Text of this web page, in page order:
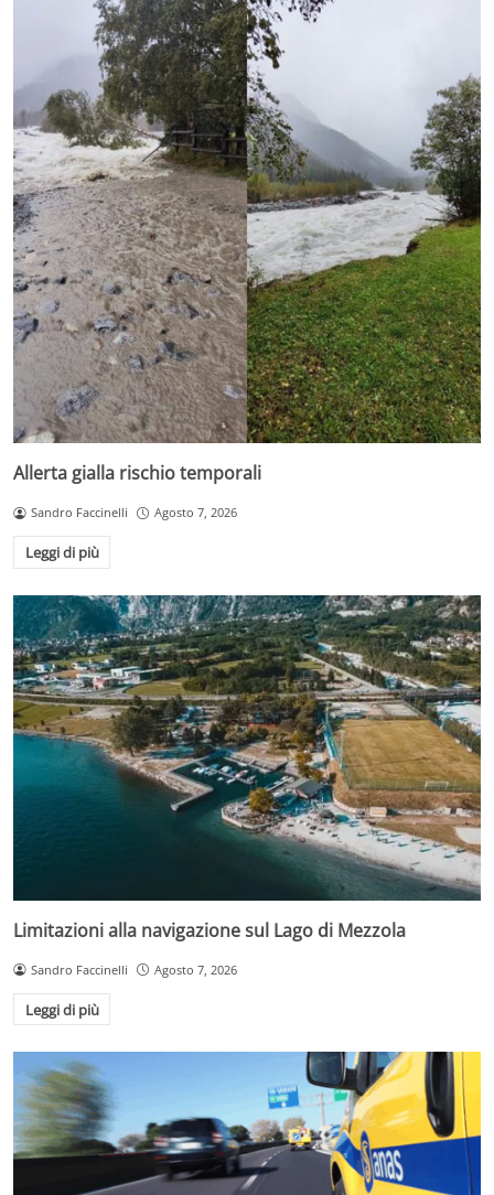
Allerta gialla rischio temporali
Sandro Faccinelli Agosto 7, 2026
Leggi di più
Limitazioni alla navigazione sul Lago di Mezzola
Sandro Faccinelli Agosto 7, 2026
Leggi di più